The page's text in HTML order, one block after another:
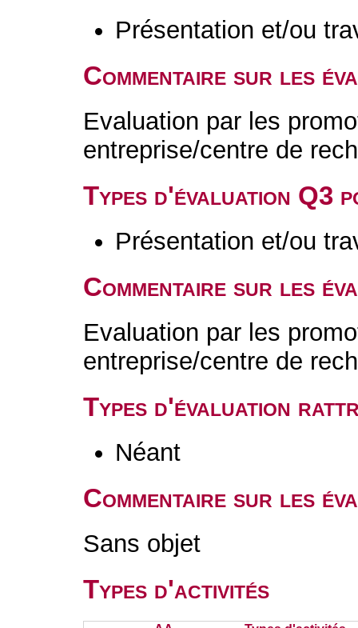
Présentation et/ou
Commentaire sur les
Evaluation par les
entreprise/centre de
Types d'évaluation Q3
Présentation et/ou
Commentaire sur les
Evaluation par les
entreprise/centre de
Types d'évaluation
Néant
Commentaire sur les
Sans objet
Types d'activités